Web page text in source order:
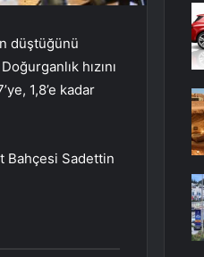
düştüğünü
hızını
1,8’e kadar
Bahçesi Sadettin